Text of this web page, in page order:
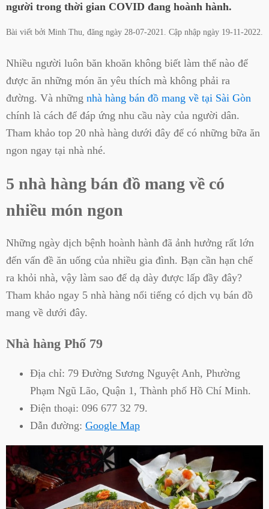
người trong thời gian COVID đang hoành hành.
Bài viết bởi Minh Thu, đăng ngày 28-07-2021. Cập nhập ngày 19-11-2022.
Nhiều người luôn băn khoăn không biết làm thế nào để
được ăn những món ăn yêu thích mà không phải ra
đường. Và những nhà hàng bán đồ mang về tại Sài Gòn
chính là cách để đáp ứng nhu cầu này của người dân.
Tham khảo top 20 nhà hàng dưới đây để có những bữa ăn
ngon ngay tại nhà nhé.
5 nhà hàng bán đồ mang về có
nhiều món ngon
Những ngày dịch bệnh hoành hành đã ảnh hưởng rất lớn
đến vấn đề ăn uống của nhiều gia đình. Bạn cần hạn chế
ra khỏi nhà, vậy làm sao để dạ dày được lấp đầy đây?
Tham khảo ngay 5 nhà hàng nổi tiếng có dịch vụ bán đồ
mang về dưới đây.
Nhà hàng Phố 79
Địa chỉ: 79 Đường Sương Nguyệt Anh, Phường
Phạm Ngũ Lão, Quận 1, Thành phố Hồ Chí Minh.
Điện thoại: 096 677 32 79.
Dẫn đường: Google Map